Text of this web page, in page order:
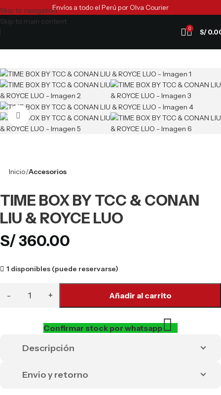
Skip to navigation
Skip to main content
Envíos a todo el Perú por Olva Courier
0 S/
Clic para ampliar
Inicio Accesorios
TIME BOX BY TCC & CONAN
LIU & ROYCE LUO
S/360.00
1 disponibles (puede reservarse)
Añadir al carrito
Confirmar stock por whatsapp
Descripción
Envio y retorno